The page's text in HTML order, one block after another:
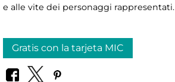
e alle vite dei personaggi rappresentati.
Gratis con la tarjeta MIC